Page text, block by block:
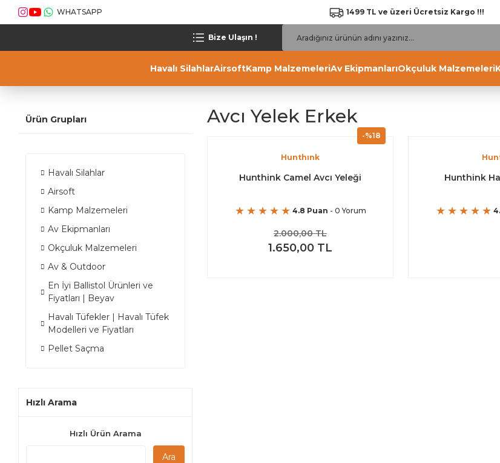
WHATSAPP 1499 TL ve üzeri Ücretsiz Kargo !!!
Bize Ulaşın !
Havalı SilahlarAirsoftKamp MalzemeleriAv EkipmanlarıOkçuluk Malzemeleri
Ürün Grupları
Havalı Silahlar
Airsoft
Kamp Malzemeleri
Av Ekipmanları
Okçuluk Malzemeleri
Av & Outdoor
En İyi Ballistol Ürünleri ve
Fiyatları | Beyav
Havalı Tüfekler | Havalı Tüfek
Modelleri ve Fiyatları
Pellet Saçma
Hızlı Arama
Hızlı Ürün Arama
Ara
Avcı Yelek Erkek
-%18
Hunthınk
Hunthink Camel Avcı Yeleği
4.8 Puan - 0 Yorum
2.000,00 TL
1.650,00 TL
Hunthink